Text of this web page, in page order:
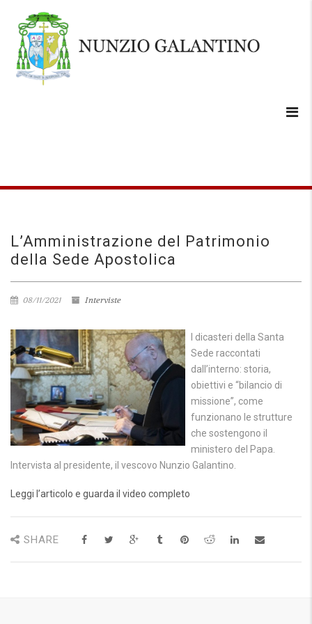
L’Amministrazione del Patrimonio
della Sede Apostolica
08/11/2021 Interviste
I dicasteri della Santa
Sede raccontati
dall’interno: storia,
obiettivi e “bilancio di
missione”, come
funzionano le strutture
che sostengono il
ministero del Papa.
Intervista al presidente, il vescovo Nunzio Galantino.
Leggi l’articolo e guarda il video completo
SHARE